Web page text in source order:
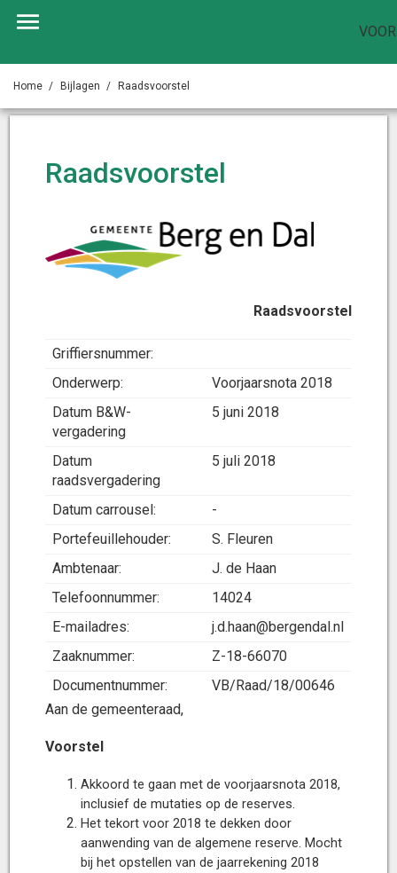
Home Bijlagen Raadsvoorstel
Raadsvoorstel
Raadsvoorstel
Griffiersnummer:
Onderwerp:
Voorjaarsnota 2018
Datum B&W-
vergadering
5 juni 2018
Datum
raadsvergadering
5 juli 2018
Datum carrousel:
-
Portefeuillehouder:
S. Fleuren
Ambtenaar:
J. de Haan
Telefoonnummer:
14024
E-mailadres:
j.d.haan@bergendal.nl
Zaaknummer:
Z-18-66070
Documentnummer:
VB/Raad/18/00646
Aan de gemeenteraad,
Voorstel
Akkoord te gaan met de voorjaarsnota 2018,
inclusief de mutaties op de reserves.
Het tekort voor 2018 te dekken door
aanwending van de algemene reserve. Mocht
bij het opstellen van de jaarrekening 2018